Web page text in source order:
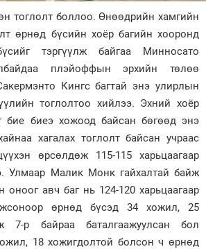
тоглолт боллоо. Өнөөдрийн хамгийн
өрнөд бүсийн хоёр багийн хооронд
тэргүүлж байгаа Минносато
плэйоффын эрхийн төлөө
Кингс багтай энэ улирлын
тоглолтоо хийлээ. Эхний хоёр
бие биеэ хожоод байсан бөгөөд энэ
хагалах тоглолт байсан учраас
өрсөлдөж 115-115 харьцаагаар
Улмаар Малик Монк гайхалтай байж
оноог авч баг нь 124-120 харьцаагаар
өрнөд бүсэд 34 хожил, 25
7-р байраа баталгаажуулсан бол
18 хожигдолтой болсон ч өрнөд